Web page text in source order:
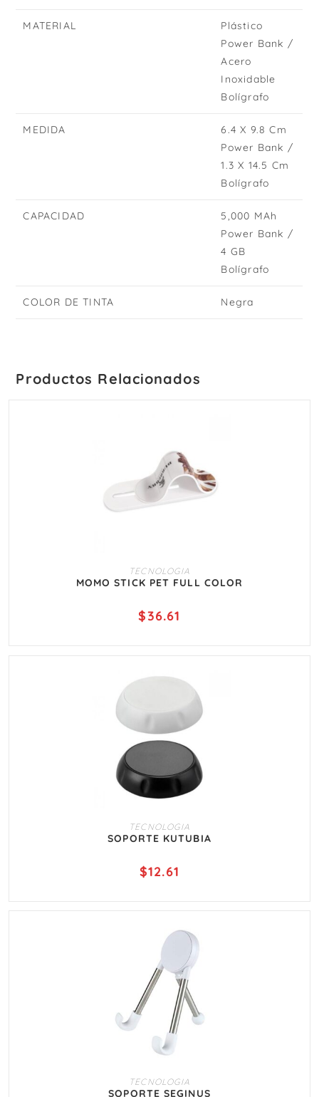
MATERIAL
Plástico
Power Bank /
Acero
Inoxidable
Bolígrafo
MEDIDA
6.4 X 9.8 Cm
Power Bank /
1.3 X 14.5 Cm
Bolígrafo
CAPACIDAD
5,000 MAh
Power Bank /
4 GB
Bolígrafo
COLOR DE TINTA Negra
Productos Relacionados
AÑADIR AL CARRITO
TECNOLOGIA
MOMO STICK PET FULL COLOR
$36.61
AÑADIR AL CARRITO
TECNOLOGIA
SOPORTE KUTUBIA
$12.61
AÑADIR AL CARRITO
TECNOLOGIA
SOPORTE SEGINUS